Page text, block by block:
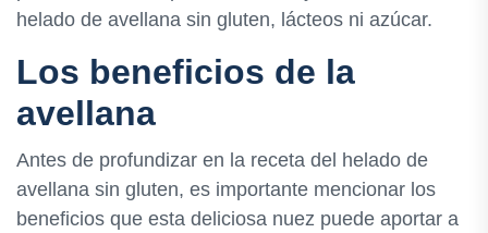
helado de avellana sin gluten, lácteos ni azúcar.
Los beneficios de la
avellana
Antes de profundizar en la receta del helado de
avellana sin gluten, es importante mencionar los
beneficios que esta deliciosa nuez puede aportar a